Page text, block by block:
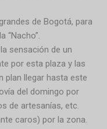
de Bogotá, para
“Nacho”.
sensación de un
por esta plaza y las
plan llegar hasta este
del domingo por
de artesanías, etc.
caros) por la zona.